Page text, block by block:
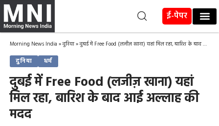
ई-पेपर
Morning News India »दुनिया»दुबई में Free Food (लजीज़ खाना) यहां मिल रहा, बारिश के बाद आई अल्लाह की मदद
दुनिया धर्म
दुबई में Free Food (लजीज़ खाना) यहां
मिल रहा, बारिश के बाद आई अल्लाह की
मदद